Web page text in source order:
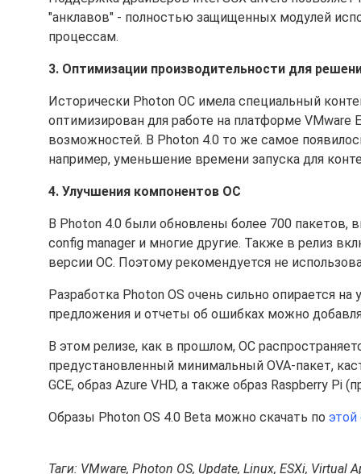
"анклавов" - полностью защищенных модулей
процессам.
3. Оптимизации производительности для
Исторически Photon ОС имела специальный
оптимизирован для работе на платформе VMware
возможностей. В Photon 4.0 то же самое
например, уменьшение времени запуска для
4. Улучшения компонентов ОС
В Photon 4.0 были обновлены более 700
config manager и многие другие. Также в релиз
версии ОС. Поэтому рекомендуется не
Разработка Photon OS очень сильно опирается
предложения и отчеты об ошибках можно
В этом релизе, как в прошлом, ОС
предустановленный минимальный OVA-пакет,
GCE, образ Azure VHD, а также образ Raspberry Pi
Образы Photon OS 4.0 Beta можно скачать по
Таги: VMware, Photon OS, Update, Linux, ESXi, Virtual